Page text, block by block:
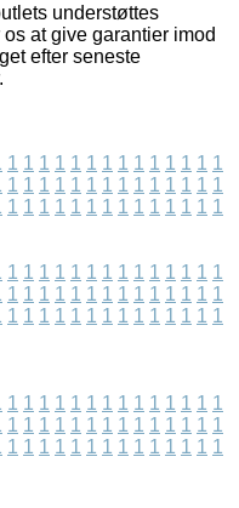
understøttes
at give garantier imod
efter seneste
1 1 1 1 1 1 1 1 1 1 1 1 1 1
1 1 1 1 1 1 1 1 1 1 1 1 1 1
1 1 1 1 1 1 1 1 1 1 1 1 1 1
1 1 1 1 1 1 1 1 1 1 1 1 1 1
1 1 1 1 1 1 1 1 1 1 1 1 1 1
1 1 1 1 1 1 1 1 1 1 1 1 1 1
1 1 1 1 1 1 1 1 1 1 1 1 1 1
1 1 1 1 1 1 1 1 1 1 1 1 1 1
1 1 1 1 1 1 1 1 1 1 1 1 1 1